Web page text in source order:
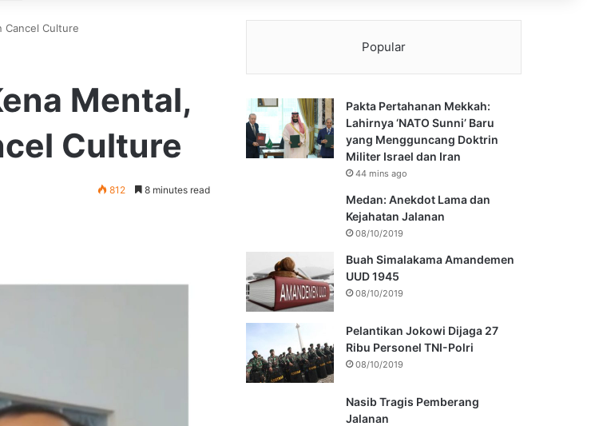
Cancel Culture
Mental,
Culture
812 8 minutes read
Popular
Pakta Pertahanan Mekkah:
Lahirnya ‘NATO Sunni’ Baru
yang Mengguncang Doktrin
Militer Israel dan Iran
44 mins ago
Medan: Anekdot Lama dan
Kejahatan Jalanan
08/10/2019
Buah Simalakama Amandemen
UUD 1945
08/10/2019
Pelantikan Jokowi Dijaga 27
Ribu Personel TNI-Polri
08/10/2019
Nasib Tragis Pemberang
Jalanan